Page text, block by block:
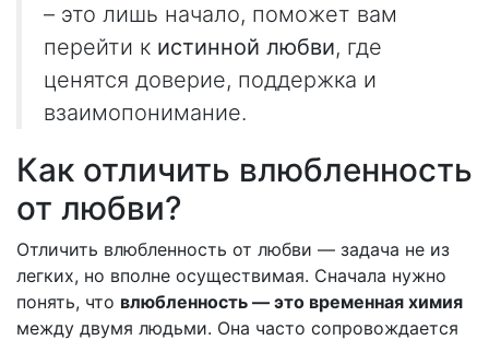
– это лишь начало, поможет вам
перейти к истинной любви, где
ценятся доверие, поддержка и
взаимопонимание.
Как отличить влюбленность
от любви?
Отличить влюбленность от любви — задача не из
легких, но вполне осуществимая. Сначала нужно
понять, что влюбленность — это временная химия
между двумя людьми. Она часто сопровождается